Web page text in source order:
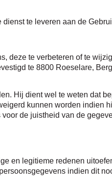
te leveren aan de
deze te verbeteren of te
te 8800 Roeselare,
Hij dient wel te weten dat
kunnen worden indien
de juistheid van de
en legitieme redenen
indien dit